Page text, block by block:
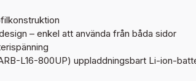
– enkel att använda från båda sidor
L16-800UP) uppladdningsbart Li-ion-